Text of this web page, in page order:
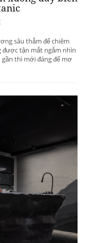
sâu thẳm để chiêm
tận mắt ngắm nhìn
thì mới đáng để mơ